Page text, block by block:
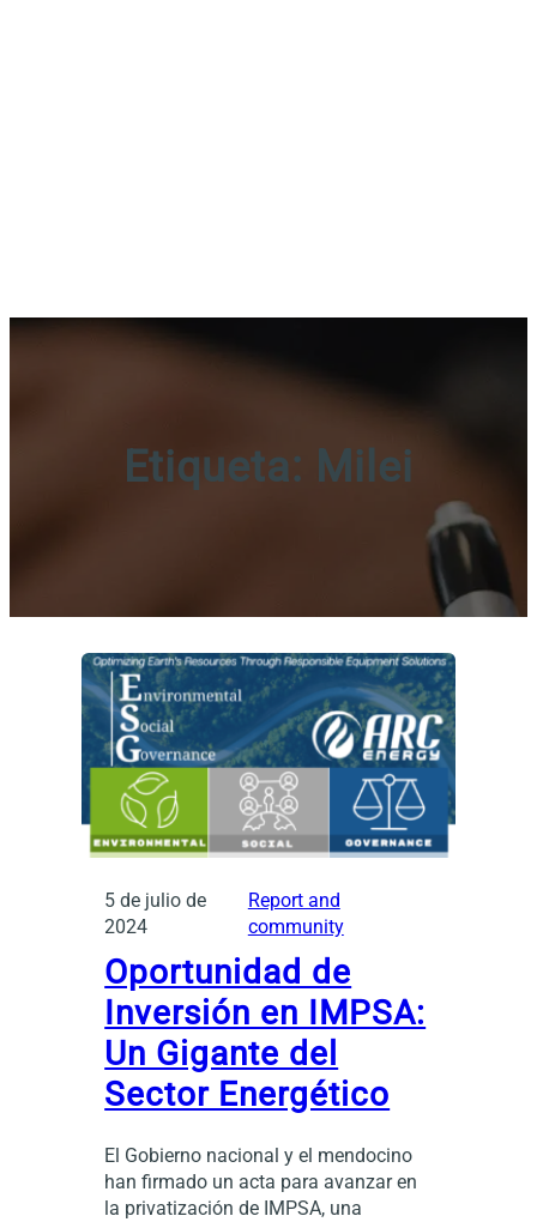
Etiqueta: Milei
5 de julio de
2024
Report and
community
Oportunidad de
Inversión en IMPSA:
Un Gigante del
Sector Energético
El Gobierno nacional y el mendocino
han firmado un acta para avanzar en
la privatización de IMPSA, una